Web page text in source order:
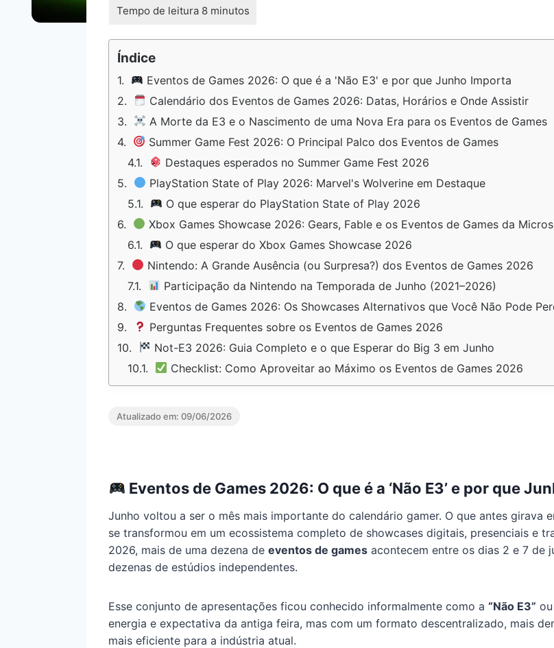
Índice
Eventos de Games 2026: O que é a 'Não E3' e por que Junho Importa
Calendário dos Eventos de Games 2026: Datas, Horários e Onde Assistir
A Morte da E3 e o Nascimento de uma Nova Era para os Eventos de Games
Summer Game Fest 2026: O Principal Palco dos Eventos de Games
Destaques esperados no Summer Game Fest 2026
PlayStation State of Play 2026: Marvel's Wolverine em Destaque
O que esperar do PlayStation State of Play 2026
Xbox Games Showcase 2026: Gears, Fable e os Eventos de Games da
O que esperar do Xbox Games Showcase 2026
Nintendo: A Grande Ausência (ou Surpresa?) dos Eventos de Games 2026
Participação da Nintendo na Temporada de Junho (2021–2026)
Eventos de Games 2026: Os Showcases Alternativos que Você Não Pode
Perguntas Frequentes sobre os Eventos de Games 2026
Not-E3 2026: Guia Completo e o que Esperar do Big 3 em Junho
Checklist: Como Aproveitar ao Máximo os Eventos de Games 2026
Atualizado em: 09/06/2026
Eventos de Games 2026: O que é a ‘Não E3’ e por que
Junho voltou a ser o mês mais importante do calendário gamer. O que antes girava
se transformou em um ecossistema completo de showcases digitais, presenciais e
2026, mais de uma dezena de eventos de games acontecem entre os dias 2 e 7 de
dezenas de estúdios independentes.
Esse conjunto de apresentações ficou conhecido informalmente como a “Não E3” ou
energia e expectativa da antiga feira, mas com um formato descentralizado, mais
mais eficiente para a indústria atual.